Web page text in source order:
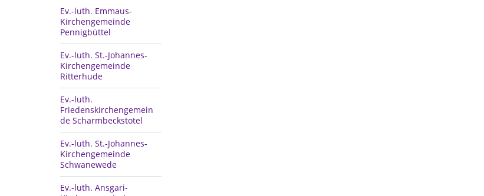
Ev.-luth. Emmaus-
Kirchengemeinde
Pennigbüttel
Ev.-luth. St.-Johannes-
Kirchengemeinde
Ritterhude
Ev.-luth.
Friedenskirchengemein
de Scharmbeckstotel
Ev.-luth. St.-Johannes-
Kirchengemeinde
Schwanewede
Ev.-luth. Ansgari-